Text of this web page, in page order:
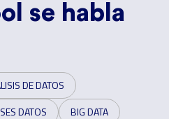
se habla
DE DATOS
DATOS
BIG DATA